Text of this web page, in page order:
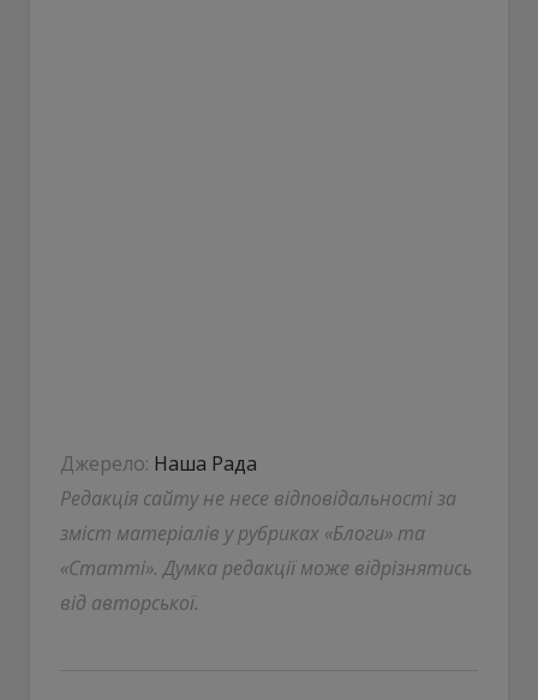
Джерело: Наша Рада
Редакція сайту не несе відповідальності за
зміст матеріалів у рубриках «Блоги» та
«Статті». Думка редакції може відрізнятись
від авторської.